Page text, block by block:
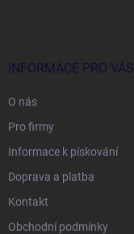
INFORMACE PRO VÁS
O nás
Pro firmy
Informace k pískování
Doprava a platba
Kontakt
Obchodní podmínky